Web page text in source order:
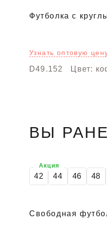
Футболка с
Узнать оптовую
D49.152 Цвет:
ВЫ
42 44 46 48
Свободная
Акция